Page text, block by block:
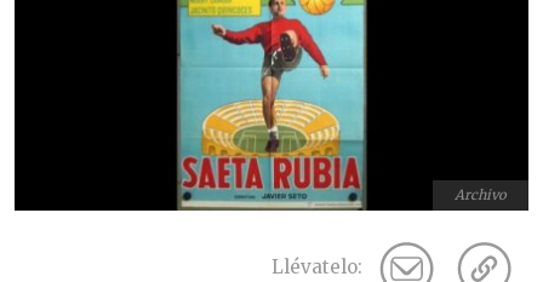
Archivo
Llévatelo: